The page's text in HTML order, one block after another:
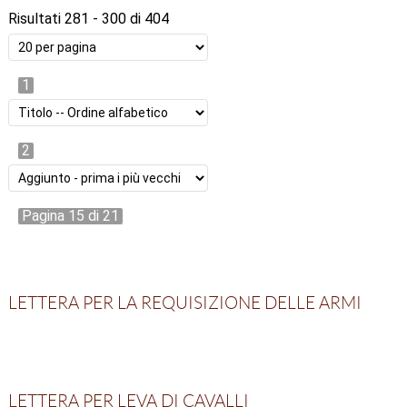
Risultati 281 - 300 di 404
1
2
Pagina 15 di 21
LETTERA PER LA REQUISIZIONE DELLE ARMI
LETTERA PER LEVA DI CAVALLI